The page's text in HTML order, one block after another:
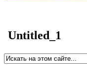
Untitled_1